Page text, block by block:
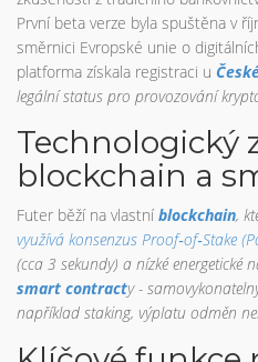
První beta verze byla spuštěna v
směrnici Evropské unie o
platforma získala registraci u
legální status pro provozování
Technologický
blockchain a
Futer běží na vlastní blockchain,
využívá konsenzus Proof‑of‑Stake
(cca 3 sekundy) a nízké energetické
smart contracty -
například staking, výplatu odměn